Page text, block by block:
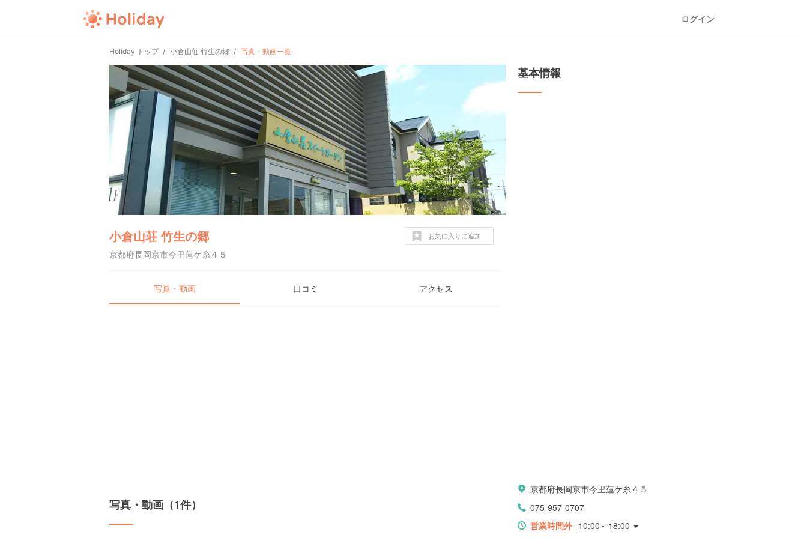
ログイン
Holiday トップ 小倉山荘 竹生の郷 写真・動画一覧
小倉山荘 竹生の郷
京都府長岡京市今里蓮ケ糸４５
お気に入りに追加
写真・動画 口コミ アクセス
写真・動画（1件）
基本情報
京都府長岡京市今里蓮ケ糸４５
075-957-0707
営業時間外 10:00～18:00